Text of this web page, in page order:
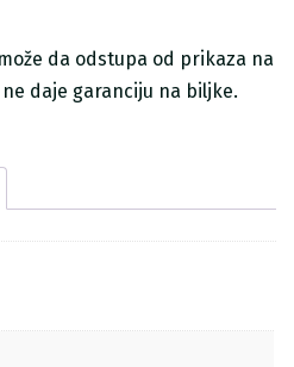
da odstupa od prikaza na
daje garanciju na biljke.